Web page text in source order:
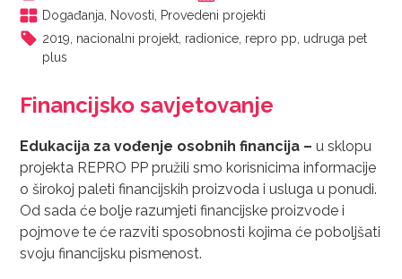
Događanja
Novosti
Provedeni projekti
2019 nacionalni projekt radionice repro pp udruga pet
plus
Financijsko savjetovanje
Edukacija za vođenje osobnih financija – u sklopu
projekta REPRO PP pružili smo korisnicima informacije
o širokoj paleti financijskih proizvoda i usluga u ponudi.
Od sada će bolje razumjeti financijske proizvode i
pojmove te će razviti sposobnosti kojima će poboljšati
svoju financijsku pismenost.